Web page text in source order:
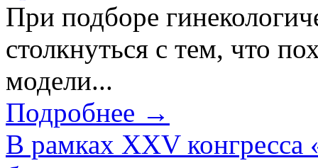
При подборе
столкнуться с тем, что
модели...
Подробнее →
В рамках XXV конгресса